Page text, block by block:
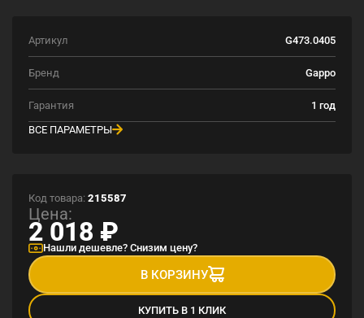
Артикул G473.0405
Бренд Gappo
Гарантия
1 год
ВСЕ ПАРАМЕТРЫ
Код товара: 215587
Цена:
2 018 ₽
Нашли дешевле? Снизим цену?
В КОРЗИНУ
КУПИТЬ В 1 КЛИК